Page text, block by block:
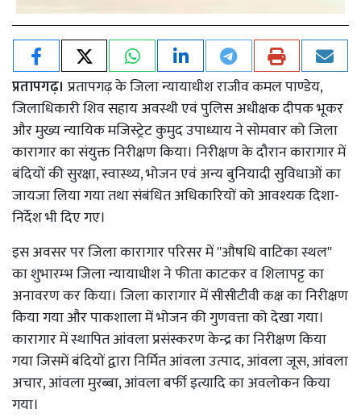
प्रतापगढ़। प्रतापगढ़ के जिला न्यायाधीश राजीव कमल पाण्डेय,
जिलाधिकारी शिव सहाय अवस्थी एवं पुलिस अधीक्षक दीपक भूकर
और मुख्य न्यायिक मजिस्ट्रेट कुमुद उपाध्याय ने सोमवार को जिला
कारागार का संयुक्त निरीक्षण किया। निरीक्षण के दौरान कारागार में
बंदियों की सुरक्षा, स्वास्थ्य, भोजन एवं अन्य बुनियादी सुविधाओं का
जायजा लिया गया तथा संबंधित अधिकारियों को आवश्यक दिशा-
निर्देश भी दिए गए।
इस अवसर पर जिला कारागार परिसर में ''औषधि वाटिका स्थल''
का शुभारम्भ जिला न्यायाधीश ने फीता काटकर व शिलापट्ट का
अनावरण कर किया। जिला कारागार में सीसीटीवी कक्ष का निरीक्षण
किया गया और पाकशाला में भोजन की गुणवत्ता को देखा गया।
कारागार में स्थापित आंवला प्रसंस्करण केन्द्र का निरीक्षण किया
गया जिसमें बंदियों द्वारा निर्मित आंवला उत्पाद, आंवला जूस, आंवला
अचार, आंवला मुरब्बा, आंवला बर्फी इत्यादि का अवलोकन किया
गया।